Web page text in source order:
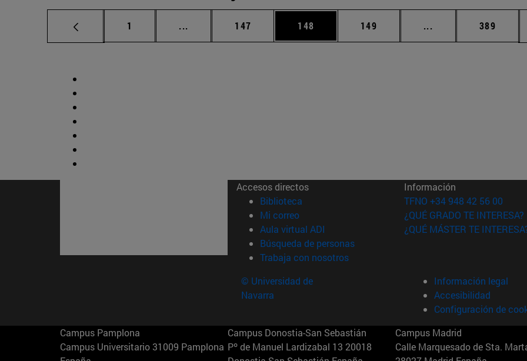
Página
1 ... Páginas intermedias Use TAB para desplazarse.
Página
147 Página
148 Página
149 ... Páginas Página
389
Accesos directos
Biblioteca (abre en nueva ventana)
Mi correo(abre en nueva ventana)
Aula virtual ADI (abre en nueva ventana)
Búsqueda de personas(abre en nueva ventana)
Trabaja con nosotros(abre en nueva ventana)
Información
TFNO +34 948 42 56 00
¿QUÉ GRADO TE INTERESA?
¿QUÉ MÁSTER TE
© Universidad de
Navarra
Información legal
Accesibilidad
Configuración de
Campus Pamplona
Campus Universitario 31009 Pamplona
Campus Donostia-San Sebastián
Pº de Manuel Lardizabal 13 20018
Campus Madrid
Calle Marquesado de Sta.